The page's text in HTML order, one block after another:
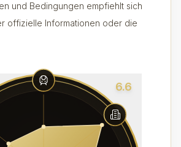
und Bedingungen empfiehlt sich
offizielle Informationen oder die
6.6